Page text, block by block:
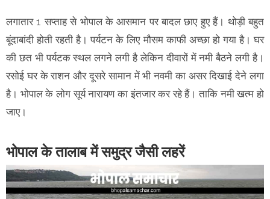
लगातार 1 सप्ताह से भोपाल के आसमान पर बादल छाए हुए हैं। थोड़ी बहुत
बूंदाबांदी होती रहती है। पर्यटन के लिए मौसम काफी अच्छा हो गया है। घर
की छत भी पर्यटक स्थल लगने लगी है लेकिन दीवारों में नमी बैठने लगी है।
रसोई घर के राशन और दूसरे सामान में भी नवमी का असर दिखाई देने लगा
है। भोपाल के लोग सूर्य नारायण का इंतजार कर रहे हैं। ताकि नमी खत्म हो
जाए।
भोपाल के तालाब में समुद्र जैसी लहरें